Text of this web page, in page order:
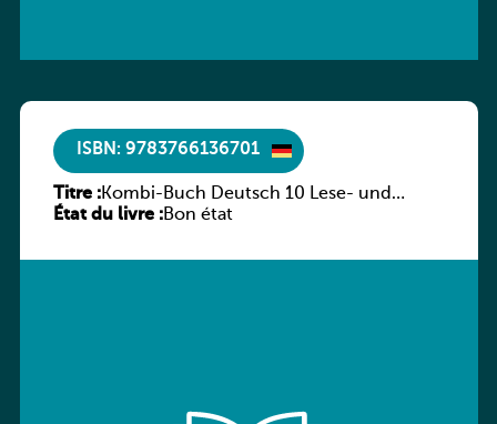
ISBN: 9783766136701
Titre :Kombi-Buch Deutsch 10 Lese- und
Sprachbuch
État du livre :Bon état